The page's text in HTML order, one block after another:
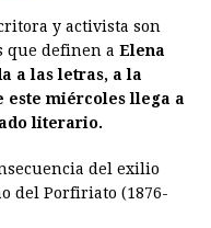
n
k
e
d
I
n
a
i
l
i
n
t
p
L
n
k
y activista son
que definen a Elena
a las letras, a la
este miércoles llega a
literario.
del exilio
del Porfiriato (1876-